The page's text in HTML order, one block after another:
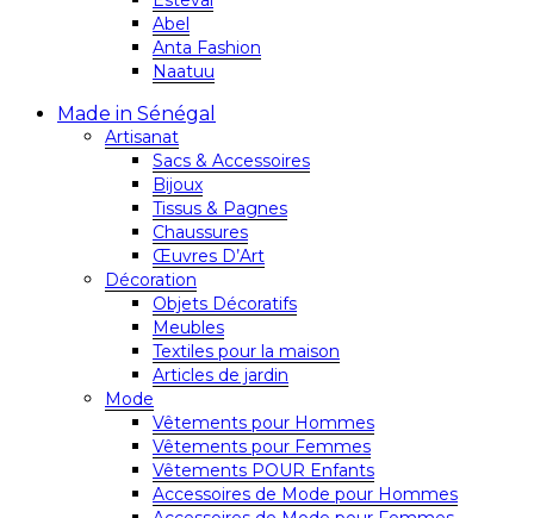
Abel
Anta Fashion
Naatuu
Made in Sénégal
Artisanat
Sacs & Accessoires
Bijoux
Tissus & Pagnes
Chaussures
Œuvres D’Art
Décoration
Objets Décoratifs
Meubles
Textiles pour la maison
Articles de jardin
Mode
Vêtements pour Hommes
Vêtements pour Femmes
Vêtements POUR Enfants
Accessoires de Mode pour Hommes